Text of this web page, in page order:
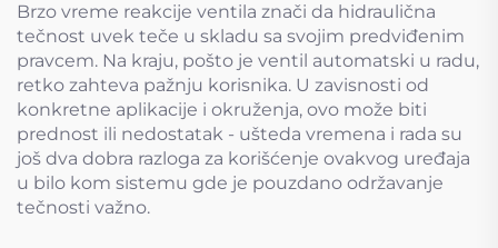
Brzo vreme reakcije ventila znači da hidraulična
tečnost uvek teče u skladu sa svojim predviđenim
pravcem. Na kraju, pošto je ventil automatski u radu,
retko zahteva pažnju korisnika. U zavisnosti od
konkretne aplikacije i okruženja, ovo može biti
prednost ili nedostatak - ušteda vremena i rada su
još dva dobra razloga za korišćenje ovakvog uređaja
u bilo kom sistemu gde je pouzdano održavanje
tečnosti važno.